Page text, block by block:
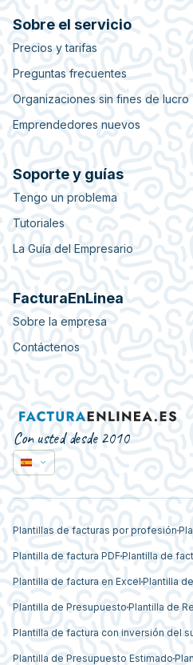
Sobre el servicio
Precios y tarifas
Preguntas frecuentes
Organizaciones sin fines de lucro
Emprendedores nuevos
Soporte y guías
Tengo un problema
Tutoriales
La Guía del Empresario
FacturaEnLinea
Sobre la empresa
Contáctenos
Con usted desde 2010
Plantillas de facturas por profesión
Plantilla de factura PDF Plantilla de
Plantilla de factura en Excel Plantilla
Plantilla de Presupuesto Plantilla de
Plantilla de factura con inversión del
Plantilla de Presupuesto Estimado